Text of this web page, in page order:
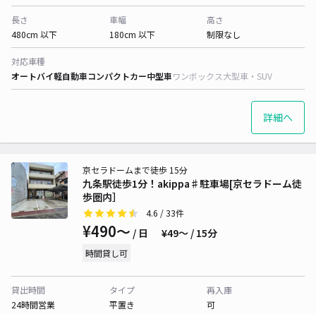
長さ
480cm 以下
車幅
180cm 以下
高さ
制限なし
対応車種
オートバイ軽自動車コンパクトカー中型車ワンボックス大型車・SUV
詳細へ
九条駅徒歩1分！akippa♯駐車場[京セラドーム徒
歩圏内］
京セラドームまで徒歩 15分
4.6 / 33件
¥490〜 / 日 ¥49〜 / 15分
時間貸し可
貸出時間
24時間営業
タイプ
平置き
再入庫
可